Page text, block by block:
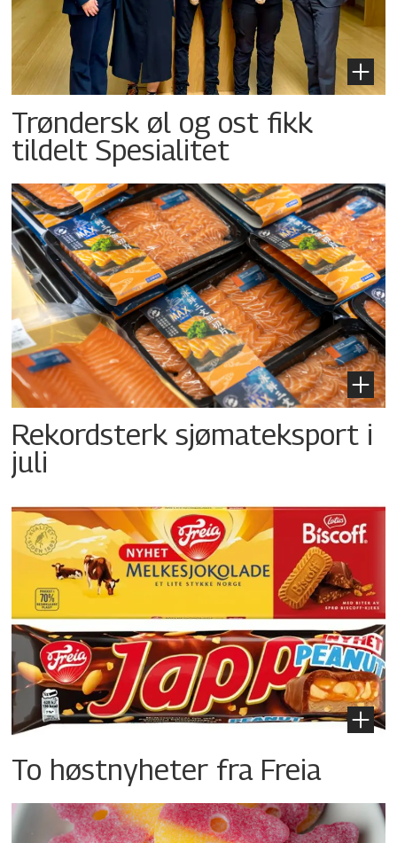
Trøndersk øl og ost fikk
tildelt Spesialitet
Rekordsterk sjømateksport i
juli
To høstnyheter fra Freia